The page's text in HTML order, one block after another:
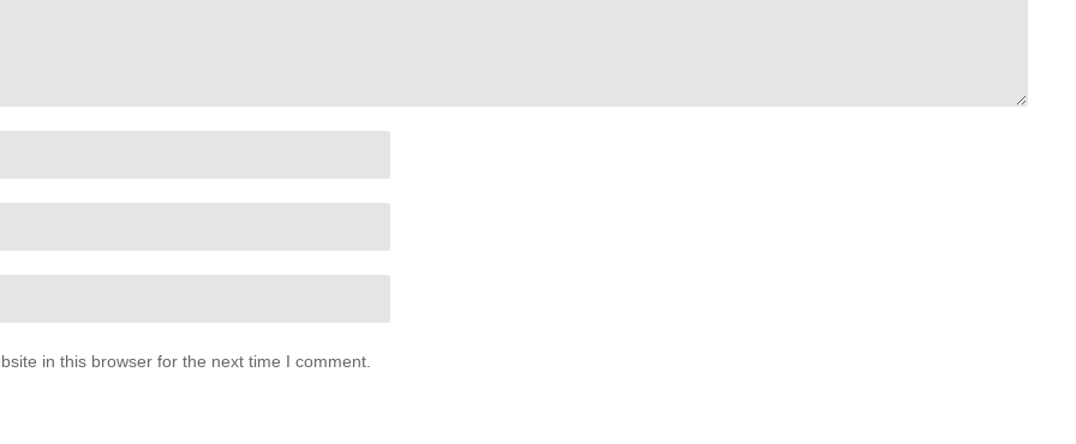
partes
partes
in this browser for the next time I comment.